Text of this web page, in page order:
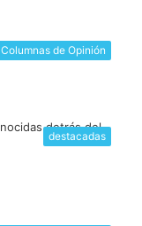
Columnas de Opinión
destacadas